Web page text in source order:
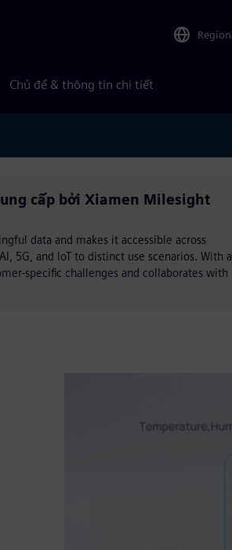
Region
Chủ đề & thông tin chi tiết
cấp bởi Xiamen Milesight
data and makes it accessible across
5G, and loT to distinct use scenarios. With a
specific challenges and collaborates with